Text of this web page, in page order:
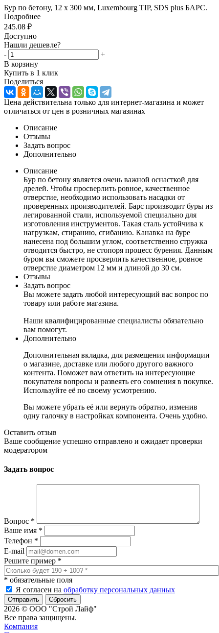
Бур по бетону, 12 х 300 мм, Luxembourg TIP, SDS plus БАРС.
Подробнее
245.08 ₽
Доступно
Нашли дешевле?
-
+
В корзину
Купить в 1 клик
Поделиться
Цена действительна только для интернет-магазина и может
отличаться от цен в розничных магазинах
Описание
Отзывы
Задать вопрос
Дополнительно
Описание
Бур по бетону является очень важной оснасткой для
дрелей. Чтобы просверлить ровное, качественное
отверстие, необходимо использовать насадки от
проверенных производителей. Барс производит буры из
легированной стали, используемой специально для
изготовления инструментов. Такая сталь устойчива к
нагрузкам, стиранию, сгибанию. Канавка на буре
нанесена под большим углом, соответственно стружка
отводится быстро, не стопоря процесс бурения. Данным
буром вы сможете просверлить качественное, ровное
отверстие диаметром 12 мм и длиной до 30 см.
Отзывы
Задать вопрос
Вы можете задать любой интересующий вас вопрос по
товару или работе магазина.
Наши квалифицированные специалисты обязательно
вам помогут.
Дополнительно
Дополнительная вкладка, для размещения информации
о магазине, доставке или любого другого важного
контента. Поможет вам ответить на интересующие
покупателя вопросы и развеять его сомнения в покупке.
Используйте её по своему усмотрению.
Вы можете убрать её или вернуть обратно, изменив
одну галочку в настройках компонента. Очень удобно.
Оставить отзыв
Ваше сообщение успешно отправлено и ожидает проверки
модератором
Задать вопрос
Вопрос *
Ваше имя *
Телефон *
E-mail
Решите пример *
* обязательные поля
Я согласен на обработку персональных данных
Сбросить
2026 © ООО "Строй Лайф"
Все права защищены.
Компания